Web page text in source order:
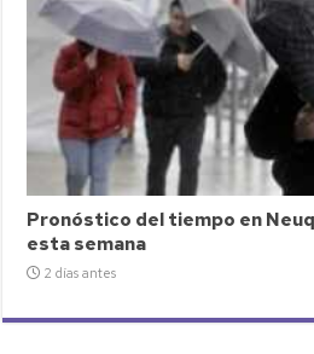
Pronóstico del tiempo en
esta semana
2 días antes